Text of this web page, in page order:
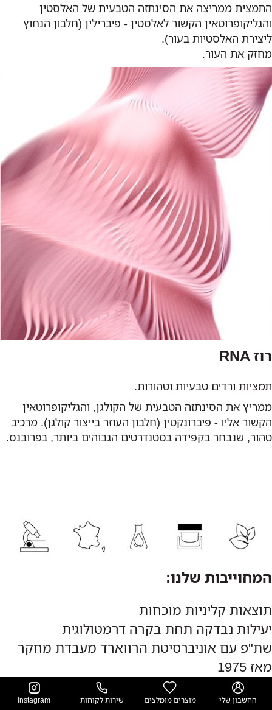
החשבון שלי מוצרים מומלצים שירות לקוחות instagram
התמצית ממריצה את הסינתזה הטבעית של האלסטין
והגליקופרוטאין הקשור לאלסטין - פיברילין (חלבון הנחוץ
ליצירת האלסטיות בעור).
מחזק את העור.
רוז RNA
תמציות ורדים טבעיות וטהורות.
ממריץ את הסינתזה הטבעית של הקולגן, והגליקופרוטאין
הקשור אליו - פיברונקטין (חלבון העוזר בייצור קולגן). מרכיב
טהור, שנבחר בקפידה בסטנדרטים הגבוהים ביותר, בפרובנס.
המחוייבות שלנו:
תוצאות קליניות מוכחות
יעילות נבדקה תחת בקרה דרמטולוגית
שת"פ עם אוניברסיטת הרווארד מעבדת מחקר
מאז 1975
תוצרת צרפת
קרבה גבוהה לטבע: מינימום 97% מקור טבעי